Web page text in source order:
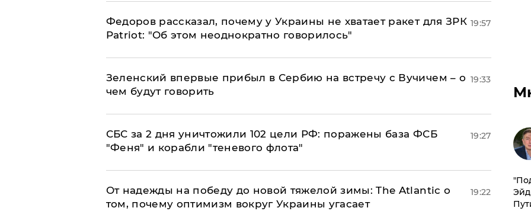
Федоров рассказал, почему у Украины не хватает ракет для ЗРК
Patriot: "Об этом неоднократно говорилось"
19:57
Зеленский впервые прибыл в Сербию на встречу с Вучичем – о
чем будут говорить
19:33
СБС за 2 дня уничтожили 102 цели РФ: поражены база ФСБ
"Феня" и корабли "теневого флота"
19:27
От надежды на победу до новой тяжелой зимы: The Atlantic о
том, почему оптимизм вокруг Украины угасает
19:22